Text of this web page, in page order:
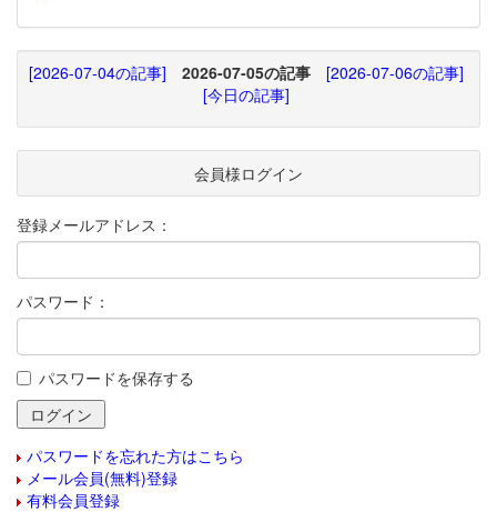
[2026-07-04の記事] 2026-07-05の記事
[2026-07-06の記事]
[今日の記事]
会員様ログイン
登録メールアドレス：
パスワード：
パスワードを保存する
パスワードを忘れた方はこちら
メール会員(無料)登録
有料会員登録